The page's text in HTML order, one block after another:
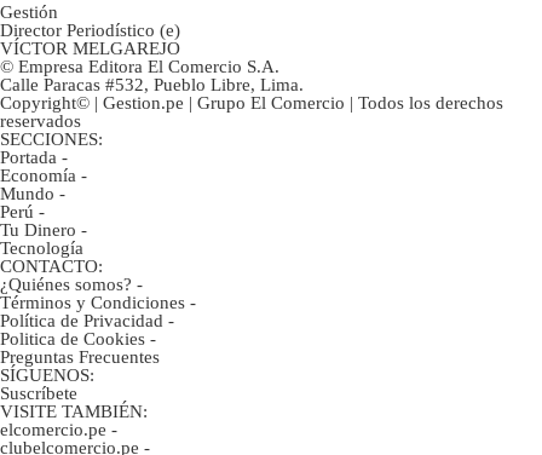
Gestión
Director Periodístico (e)
VÍCTOR MELGAREJO
© Empresa Editora El Comercio S.A.
Calle Paracas #532, Pueblo Libre, Lima.
Copyright© | Gestion.pe | Grupo El Comercio | Todos los derechos
reservados
SECCIONES:
Portada -
Economía -
Mundo -
Perú -
Tu Dinero -
Tecnología
CONTACTO:
¿Quiénes somos? -
Términos y Condiciones -
Política de Privacidad -
Politica de Cookies -
Preguntas Frecuentes
SÍGUENOS:
Suscríbete
VISITE TAMBIÉN:
elcomercio.pe -
clubelcomercio.pe -